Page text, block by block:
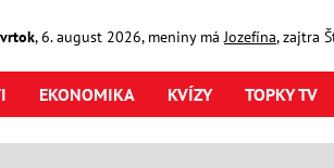
,6. august2026, meniny má Jozefína, zajtra
EKONOMIKA KVÍZY TOPKY TV